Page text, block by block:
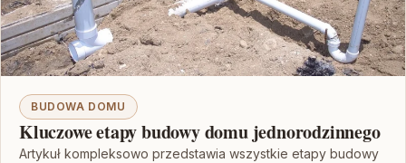
BUDOWA DOMU
Kluczowe etapy budowy domu jednorodzinnego
Artykuł kompleksowo przedstawia wszystkie etapy budowy